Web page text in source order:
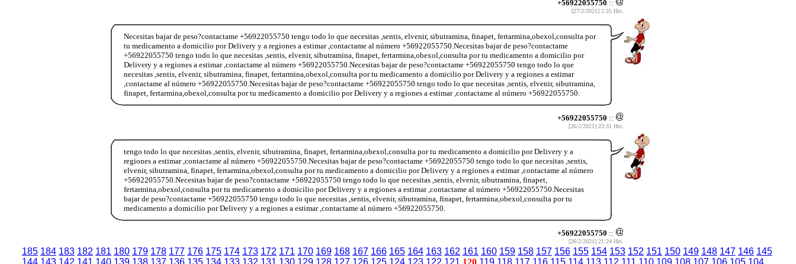
+56922055750 ::
[27/2/2021] 2:25 Hrs.
Necesitas bajar de peso?contactame +56922055750 tengo todo lo que necesitas ,sentis, elvenir, sibutramina, finapet, fertarmina,obexol,consulta por
tu medicamento a domicilio por Delivery y a regiones a estimar ,contactame al número +56922055750.Necesitas bajar de peso?contactame
+56922055750 tengo todo lo que necesitas ,sentis, elvenir, sibutramina, finapet, fertarmina,obexol,consulta por tu medicamento a domicilio por
Delivery y a regiones a estimar ,contactame al número +56922055750.Necesitas bajar de peso?contactame +56922055750 tengo todo lo que
necesitas ,sentis, elvenir, sibutramina, finapet, fertarmina,obexol,consulta por tu medicamento a domicilio por Delivery y a regiones a estimar
,contactame al número +56922055750.Necesitas bajar de peso?contactame +56922055750 tengo todo lo que necesitas ,sentis, elvenir, sibutramina,
finapet, fertarmina,obexol,consulta por tu medicamento a domicilio por Delivery y a regiones a estimar ,contactame al número +56922055750.
+56922055750 ::
[26/2/2021] 23:31 Hrs.
tengo todo lo que necesitas ,sentis, elvenir, sibutramina, finapet, fertarmina,obexol,consulta por tu medicamento a domicilio por Delivery y a
regiones a estimar ,contactame al número +56922055750.Necesitas bajar de peso?contactame +56922055750 tengo todo lo que necesitas ,sentis,
elvenir, sibutramina, finapet, fertarmina,obexol,consulta por tu medicamento a domicilio por Delivery y a regiones a estimar ,contactame al número
+56922055750.Necesitas bajar de peso?contactame +56922055750 tengo todo lo que necesitas ,sentis, elvenir, sibutramina, finapet,
fertarmina,obexol,consulta por tu medicamento a domicilio por Delivery y a regiones a estimar ,contactame al número +56922055750.Necesitas
bajar de peso?contactame +56922055750 tengo todo lo que necesitas ,sentis, elvenir, sibutramina, finapet, fertarmina,obexol,consulta por tu
medicamento a domicilio por Delivery y a regiones a estimar ,contactame al número +56922055750.
+56922055750 ::
[26/2/2021] 21:24 Hrs.
185 184 183 182 181 180 179 178 177 176 175 174 173 172 171 170 169 168 167 166 165 164 163 162 161 160 159 158 157 156 155 154 153 152 151 150 149 148 147 146 145
144 143 142 141 140 139 138 137 136 135 134 133 132 131 130 129 128 127 126 125 124 123 122 121 120 119 118 117 116 115 114 113 112 111 110 109 108 107 106 105 104